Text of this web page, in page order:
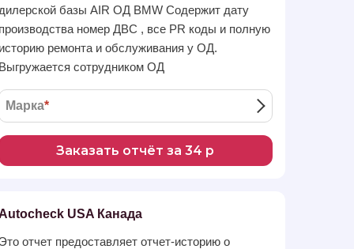
дилерской базы AIR ОД BMW Содержит дату
производства номер ДВС , все PR коды и полную
историю ремонта и обслуживания у ОД.
Выгружается сотрудником ОД
Марка*
Заказать отчёт за 34 р
USA Канада
Это отчет предоставляет отчет-историю о